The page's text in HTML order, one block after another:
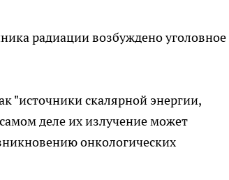
радиации возбуждено уголовное
"источники скалярной энергии,
деле их излучение может
онкологических